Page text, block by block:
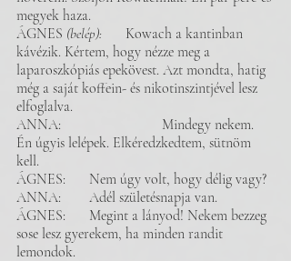
megyek haza.
ÁGNES
Kowach a kantinban
kávézik. Kértem, hogy nézze meg a
laparoszkópiás epekövest. Azt mondta, hatig
még a saját koffein- és nikotinszintjével lesz
elfoglalva.
ANNA: 			Mindegy nekem.
Én úgyis lelépek. Elkéredzkedtem, sütnöm
kell.
ÁGNES:	Nem úgy volt, hogy délig vagy?
ANNA: 	Adél születésnapja van.
ÁGNES:	Megint a lányod! Nekem bezzeg
sose lesz gyerekem, ha minden randit
lemondok.